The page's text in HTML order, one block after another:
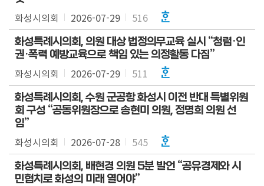
화성시의회 2026-07-29 516
화성특례시의회, 의원 대상 법정의무교육 실시 “청렴·인
권·폭력 예방교육으로 책임 있는 의정활동 다짐”
화성시의회 2026-07-29 511
화성특례시의회, 수원 군공항 화성시 이전 반대 특별위원
회 구성 “공동위원장으로 송현미 의원, 정명희 의원 선
임”
화성시의회 2026-07-28 545
화성특례시의회, 배현경 의원 5분 발언 “공유경제와 시
민협치로 화성의 미래 열어야”